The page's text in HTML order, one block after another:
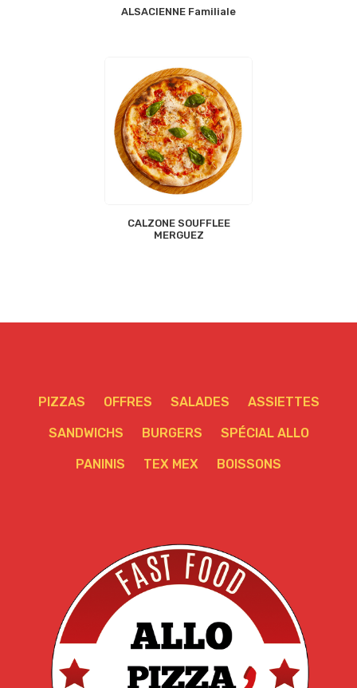
ALSACIENNE Familiale
CALZONE SOUFFLEE
MERGUEZ
PIZZAS OFFRES SALADES ASSIETTES
SANDWICHS BURGERS SPÉCIAL ALLO
PANINIS TEX MEX BOISSONS